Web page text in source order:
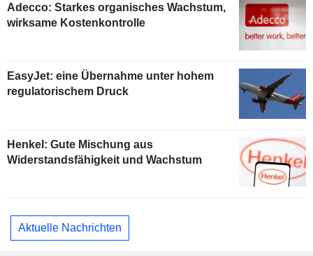
Adecco: Starkes organisches Wachstum,
wirksame Kostenkontrolle
EasyJet: eine Übernahme unter hohem
regulatorischem Druck
Henkel: Gute Mischung aus
Widerstandsfähigkeit und Wachstum
Aktuelle Nachrichten